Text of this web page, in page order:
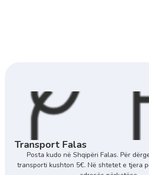
Transport Falas
Posta kudo në Shqipëri Falas. Për
transporti kushton 5€. Në shtetet e tjera